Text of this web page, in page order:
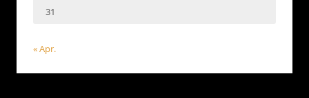
31
« Apr.